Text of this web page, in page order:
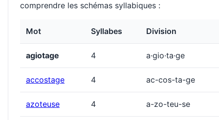
comprendre les schémas syllabiques :
Mot Syllabes Division
agiotage 4 a·gio·ta·ge
accostage 4 ac-cos-ta-ge
azoteuse 4 a-zo-teu-se